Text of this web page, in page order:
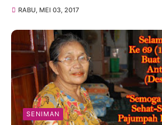
RABU, MEI 03, 2017
SENIMAN